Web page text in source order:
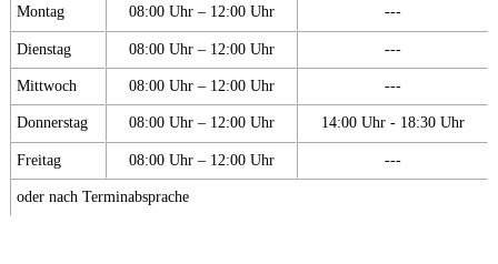
Montag 08:00 Uhr – 12:00 Uhr ---
Dienstag 08:00 Uhr – 12:00 Uhr ---
Mittwoch 08:00 Uhr – 12:00 Uhr ---
Donnerstag 08:00 Uhr – 12:00 Uhr 14:00 Uhr - 18:30 Uhr
Freitag 08:00 Uhr – 12:00 Uhr ---
oder nach Terminabsprache